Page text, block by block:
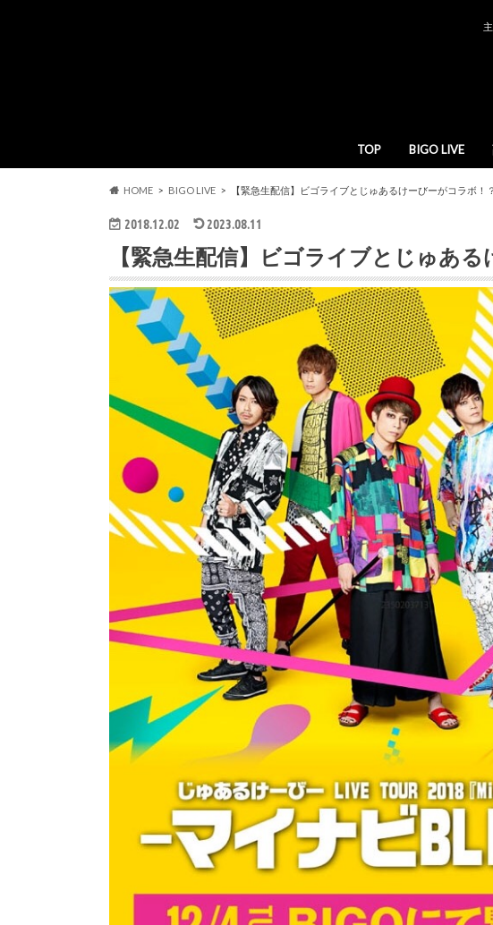
TOP BIGO LIVE
HOME BIGO LIVE 【緊急生配信】ビゴライブとじゅあるけーびーがコラボ！？
2018.12.02 2023.08.11
【緊急生配信】ビゴライブとじゅあ